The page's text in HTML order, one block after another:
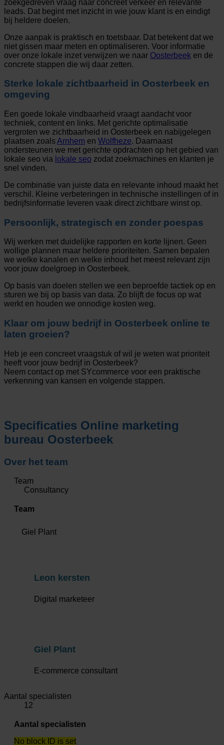
zoekgedreven vraag naar concreet verkeer en relevante
leads. Dat begint met inzicht in wie jouw klant is en eindigt
bij heldere doelen.
Onze aanpak is praktisch en toetsbaar. Dat betekent dat we
niet gissen maar meten en optimaliseren. Voor informatie
over onze lokale inzet verwijzen we naar Oosterbeek en de
concrete stappen die wij daar zetten.
Sterke lokale zichtbaarheid in Oosterbeek en
omgeving
Een goede lokale vindbaarheid vraagt aandacht voor
techniek, content en links. Met gerichte optimalisatie
vergroten we zichtbaarheid in Oosterbeek en nabijgelegen
plaatsen zoalsArnhem en Wolfheze. Daarnaast
ondersteunen we met gerichte opdrachten op het gebied van
lokale seo via lokale seo zodat zoekmachines en klanten je
snel vinden.
De combinatie van juiste data en relevante inhoud maakt het
verschil. Kleine verbeteringen in technische instellingen of in
bedrijfsinformatie leveren vaak direct zichtbare winst op.
Persoonlijk, strategisch en zonder poespas
Wij werken met duidelijke rapporten en korte lijnen. Geen
wollige plannen maar heldere prioriteiten. Samen bepalen
we welke kanalen en welke inhoud het meest relevant zijn
voor jouw doelgroep in Oosterbeek.
Op basis van doelen stellen we een beproefde tactiek op en
sturen we bij op basis van data. Zo blijft de focus op wat
werkt en houden we onnodige kosten weg.
Klaar om jouw bedrijf in Oosterbeek online te
laten groeien?
Heb je een concreet vraagstuk of wil je weten wat prioriteit
heeft voor jouw bedrijf in Oosterbeek?
Neem contact op met SYcommerce voor een praktische
verkenning van kansen en volgende stappen.
Specificaties Online marketing
bureau Oosterbeek
Over het team
Team
Consultancy
Team
Giel Plant
Leon kersten
Digital marketeer
Giel Plant
E-commerce consultant
Aantal specialisten
12
Aantal specialisten
No block ID is set